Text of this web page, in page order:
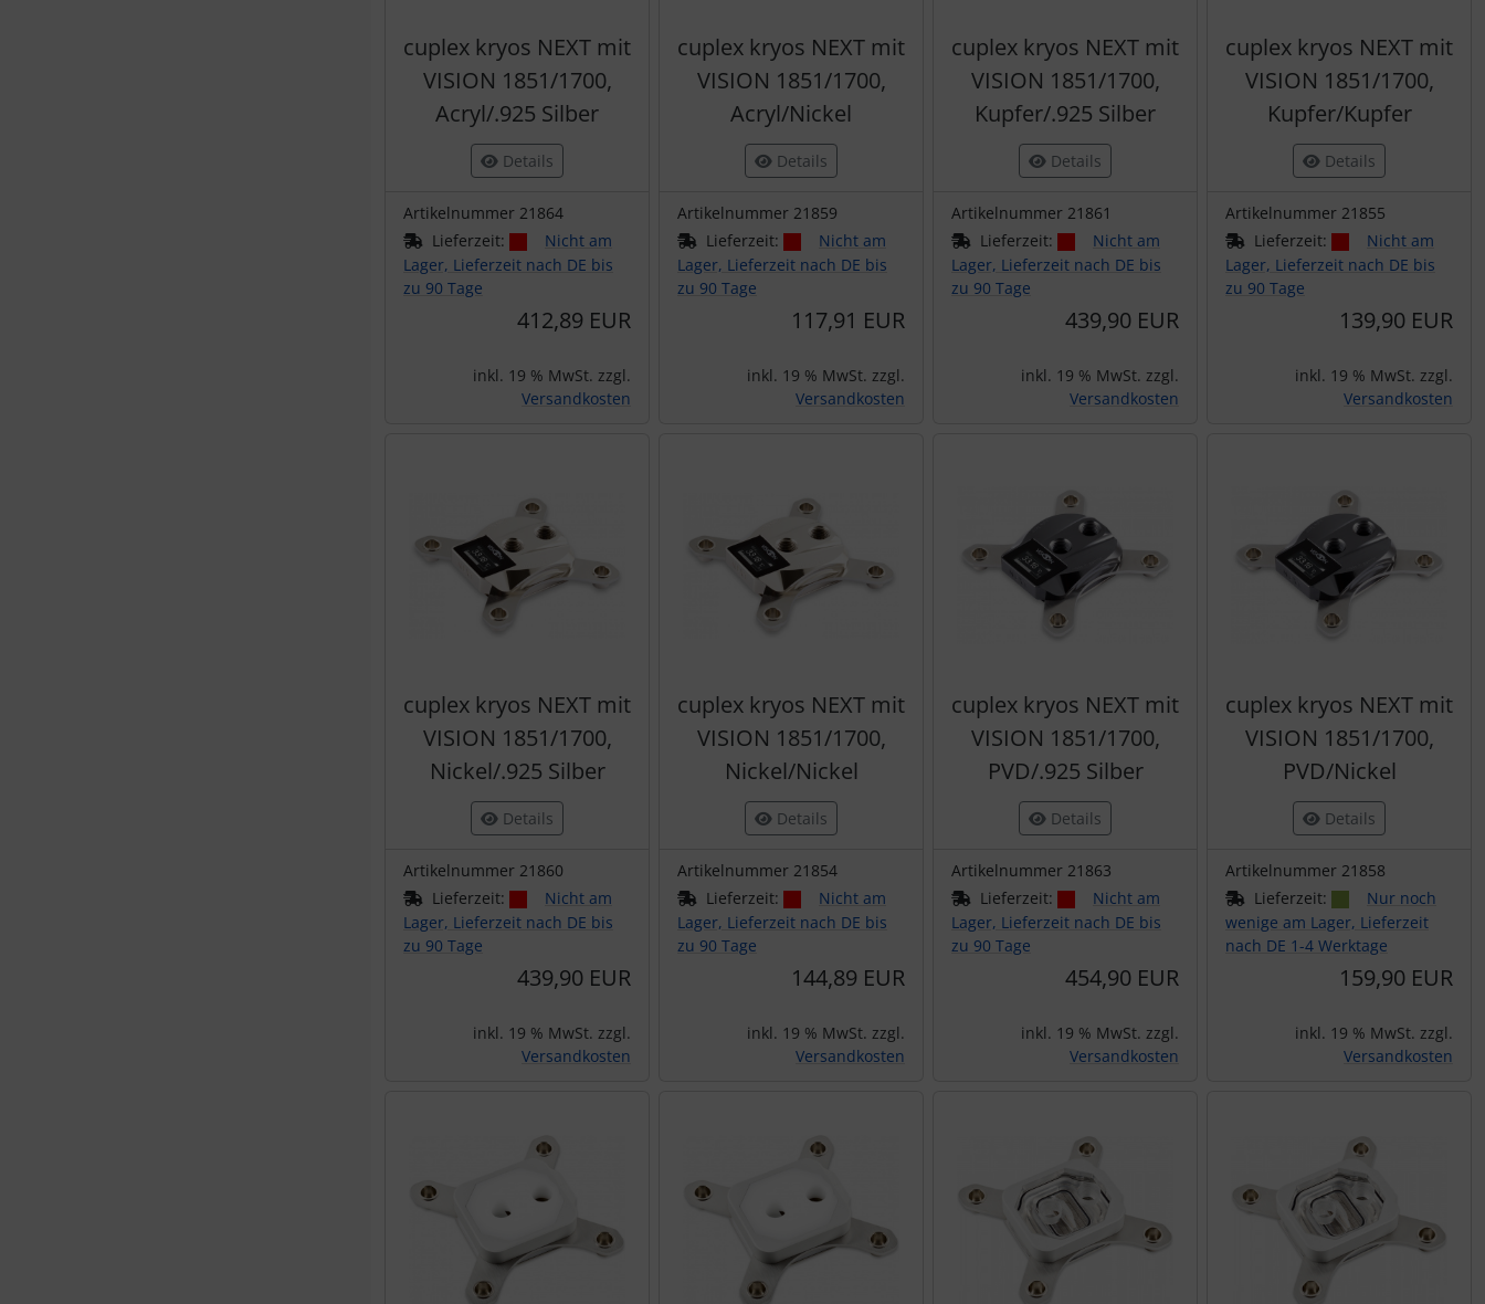
cuplex kryos NEXT mit
VISION 1851/1700,
Acryl/.925 Silber
Details
Artikelnummer 21864
Lieferzeit:
Nicht am
Lager, Lieferzeit nach DE bis
zu 90 Tage
412,89 EUR
inkl. 19 % MwSt. zzgl.
Versandkosten
cuplex kryos NEXT mit
VISION 1851/1700,
Acryl/Nickel
Details
Artikelnummer 21859
Lieferzeit:
Nicht am
Lager, Lieferzeit nach DE bis
zu 90 Tage
117,91 EUR
inkl. 19 % MwSt. zzgl.
Versandkosten
cuplex kryos NEXT mit
VISION 1851/1700,
Kupfer/.925 Silber
Details
Artikelnummer 21861
Lieferzeit:
Nicht am
Lager, Lieferzeit nach DE bis
zu 90 Tage
439,90 EUR
inkl. 19 % MwSt. zzgl.
Versandkosten
cuplex kryos NEXT mit
VISION 1851/1700,
Kupfer/Kupfer
Details
Artikelnummer 21855
Lieferzeit:
Nicht am
Lager, Lieferzeit nach DE bis
zu 90 Tage
139,90 EUR
inkl. 19 % MwSt. zzgl.
Versandkosten
cuplex kryos NEXT mit
VISION 1851/1700,
Nickel/.925 Silber
Details
Artikelnummer 21860
Lieferzeit:
Nicht am
Lager, Lieferzeit nach DE bis
zu 90 Tage
439,90 EUR
inkl. 19 % MwSt. zzgl.
Versandkosten
cuplex kryos NEXT mit
VISION 1851/1700,
Nickel/Nickel
Details
Artikelnummer 21854
Lieferzeit:
Nicht am
Lager, Lieferzeit nach DE bis
zu 90 Tage
144,89 EUR
inkl. 19 % MwSt. zzgl.
Versandkosten
cuplex kryos NEXT mit
VISION 1851/1700,
PVD/.925 Silber
Details
Artikelnummer 21863
Lieferzeit:
Nicht am
Lager, Lieferzeit nach DE bis
zu 90 Tage
454,90 EUR
inkl. 19 % MwSt. zzgl.
Versandkosten
cuplex kryos NEXT mit
VISION 1851/1700,
PVD/Nickel
Details
Artikelnummer 21858
Lieferzeit:
Nur noch
wenige am Lager, Lieferzeit
nach DE 1-4 Werktage
159,90 EUR
inkl. 19 % MwSt. zzgl.
Versandkosten